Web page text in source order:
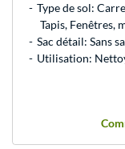
Type de sol:
Tapis, Fenêtres,
Sac détail: Sans
Utilisation: